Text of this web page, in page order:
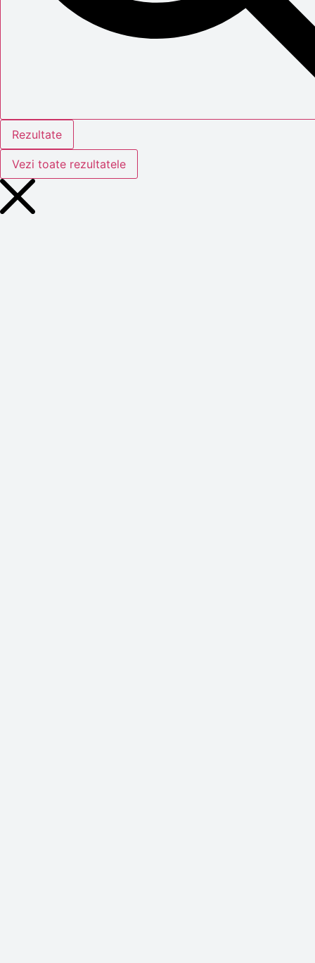
Rezultate
Vezi toate rezultatele